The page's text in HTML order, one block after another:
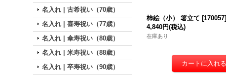
名入れ | 古希祝い（70歳）
名入れ | 喜寿祝い（77歳）
名入れ | 傘寿祝い（80歳）
名入れ | 米寿祝い（88歳）
名入れ | 卒寿祝い（90歳）
柿絵（小） 箸立て [170057]
4,840円(税込)
在庫あり